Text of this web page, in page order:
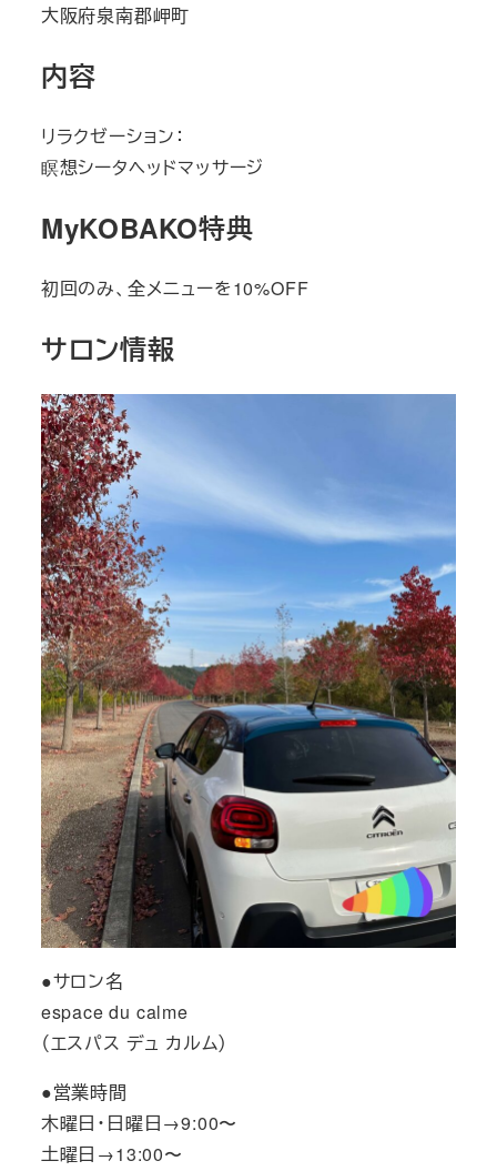
大阪府泉南郡岬町
内容
リラクゼーション：
瞑想シータヘッドマッサージ
MyKOBAKO特典
初回のみ、全メニューを10%OFF
サロン情報
●サロン名
espace du calme
（エスパス デュ カルム）
●営業時間
木曜日・日曜日→9:00〜
土曜日→13:00〜